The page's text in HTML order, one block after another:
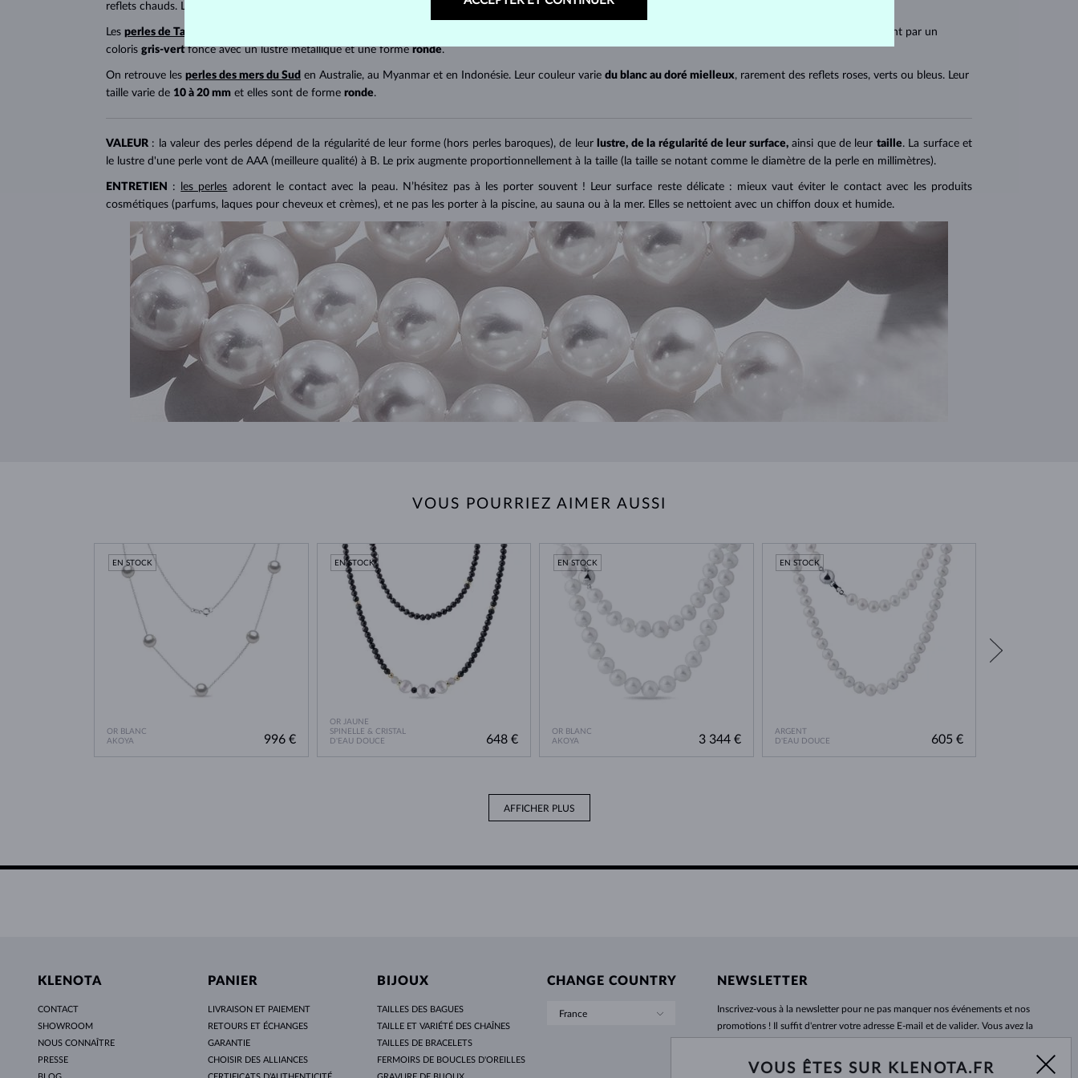
reflets chauds. Leur forme est
Les perles de Tahiti
proviennent quant à elles de Polynésie française, où elles sont cultivées par une espèce particulière d'huître. Les perles de Tahiti se distinguent par un
coloris gris-vert foncé avec un lustre métallique et une forme ronde.
On retrouve les perles des mers du Sud en Australie, au Myanmar et en Indonésie. Leur couleur varie du blanc au doré mielleux, rarement des reflets roses, verts ou bleus. Leur
taille varie de 10 à 20 mm et elles sont de forme ronde.
VALEUR : la valeur des perles dépend de la régularité de leur forme (hors perles baroques), de leur lustre, de la régularité de leur surface, ainsi que de leur taille. La surface et
le lustre d'une perle vont de AAA (meilleure qualité) à B. Le prix augmente proportionnellement à la taille (la taille se notant comme le diamètre de la perle en millimètres).
ENTRETIEN : les perles adorent le contact avec la peau. N’hésitez pas à les porter souvent ! Leur surface reste délicate : mieux vaut éviter le contact avec les produits
cosmétiques (parfums, laques pour cheveux et crèmes), et ne pas les porter à la piscine, au sauna ou à la mer. Elles se nettoient avec un chiffon doux et humide.
VOUS POURRIEZ AIMER AUSSI
OR BLANC
AKOYA
EN STOCK
996 €
OR JAUNE
SPINELLE & CRISTAL
D'EAU DOUCE
EN STOCK
648 €
OR BLANC
AKOYA
EN STOCK
3 344 €
ARGENT
D'EAU DOUCE
EN STOCK
605 €
AFFICHER PLUS
KLENOTA
CONTACT
SHOWROOM
NOUS CONNAÎTRE
PRESSE
PANIER
LIVRAISON ET PAIEMENT
RETOURS ET ÉCHANGES
GARANTIE
CHOISIR DES ALLIANCES
BIJOUX
TAILLES DES BAGUES
TAILLE ET VARIÉTÉ DES CHAÎNES
TAILLES DE BRACELETS
FERMOIRS DE BOUCLES D'OREILLES
CHANGE COUNTRY
France
NEWSLETTER
Inscrivez-vous àla newsletter pour ne pas manquer nos événements et nos
promotions ! Il suffit d'entrer votre adresse E-mail et de valider. Vous avez la
impatience.
VOUS ÊTES SUR KLENOTA.FR